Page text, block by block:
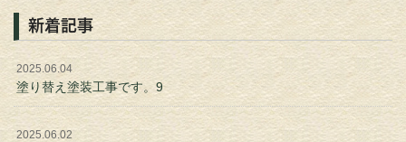
新着記事
2025.06.04
塗り替え塗装工事です。9
2025.06.02